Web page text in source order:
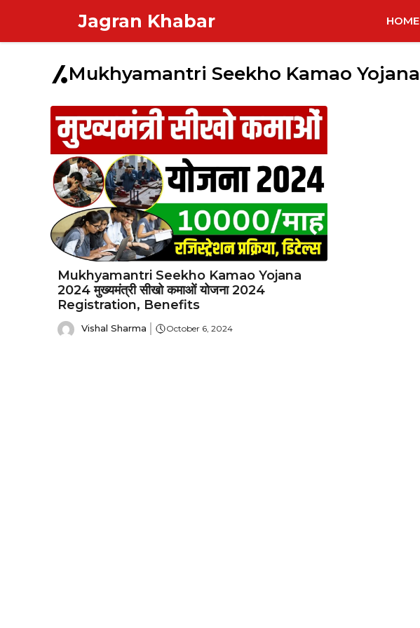
content
Jagran Khabar HOME
Mukhyamantri Seekho Kamao Yojana
Mukhyamantri Seekho Kamao Yojana
2024 मुख्यमंत्री सीखो कमाओं योजना 2024
Registration, Benefits
Vishal Sharma October 6, 2024